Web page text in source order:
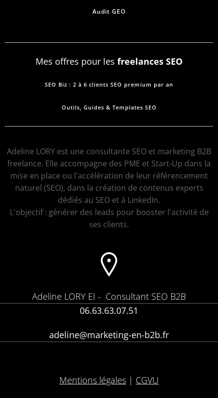
Audit GEO
Mes offres pour les freelances SEO
SEO Biz : 2 à 6 clients SEO premium par an
Outils, Guides & Templates SEO
Adeline LORY est une consultante SEO et marketing B2B
freelance. Elle accompagne des PME et Start-Up dans la
mise en place ou l'accélération de leur référencement
naturel (SEO), dans la création de contenus experts
dédiés au SEO et à LinkedIn.
L'objectif : générer des leads pour booster l'activité de
ses clients.
Adeline LORY EI - Consultant SEO B2B
06.63.63.07.51
adeline@marketing-en-b2b.fr
Mentions légales | CGVU